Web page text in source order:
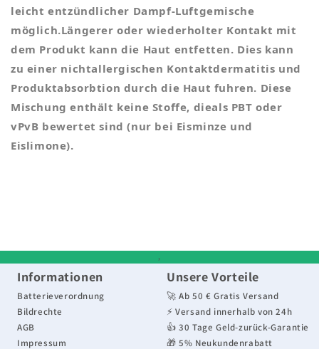
leicht entzündlicher Dampf-Luftgemische
möglich.Längerer oder wiederholter Kontakt mit
dem Produkt kann die Haut entfetten. Dies kann
zu einer nichtallergischen Kontaktdermatitis und
Produktabsorbtion durch die Haut fuhren. Diese
Mischung enthält keine Stoffe, dieals PBT oder
vPvB bewertet sind (nur bei Eisminze und
Eislimone).
,
Informationen
Batterieverordnung
Bildrechte
AGB
Impressum
Unsere Vorteile
🚀 Ab 50 € Gratis Versand
⚡ Versand innerhalb von 24h
👍 30 Tage Geld-zurück-Garantie
🎁 5% Neukundenrabatt